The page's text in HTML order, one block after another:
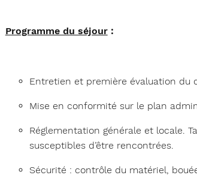
Programme du séjour:
Entretien et première évaluation du
Mise en conformité sur le plan
Réglementation générale et locale.
susceptibles d’être rencontrées.
Sécurité : contrôle du matériel,